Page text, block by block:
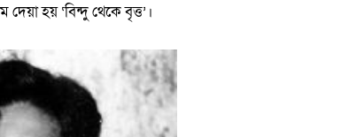
হয় ‘বিন্দু থেকে বৃত্ত’।